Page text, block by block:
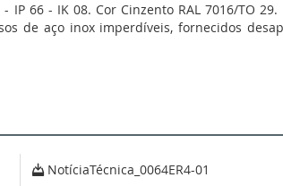
IP 66 - IK 08. Cor Cinzento RAL 7016/TO
de aço inox imperdíveis, fornecidos
NotíciaTécnica_0064ER4-01